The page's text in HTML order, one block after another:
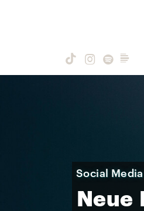
Social Media
Neue